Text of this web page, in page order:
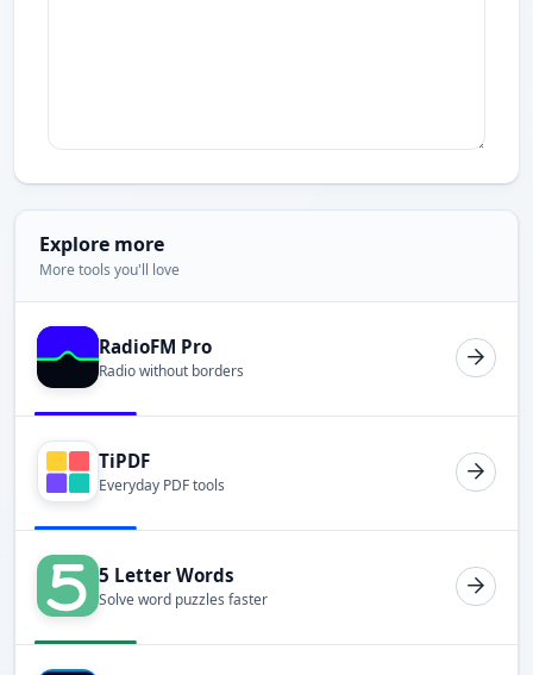
Explore more
More tools you'll love
RadioFM Pro
Radio without borders
TiPDF
Everyday PDF tools
5 Letter Words
Solve word puzzles faster